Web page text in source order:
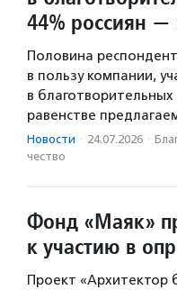
44% россиян —
Половина
в пользу компании,
в
равенстве
Новости · 24.07.2026 ·
чест­во
Фонд «Маяк»
к участию в
Проект «Архитектор